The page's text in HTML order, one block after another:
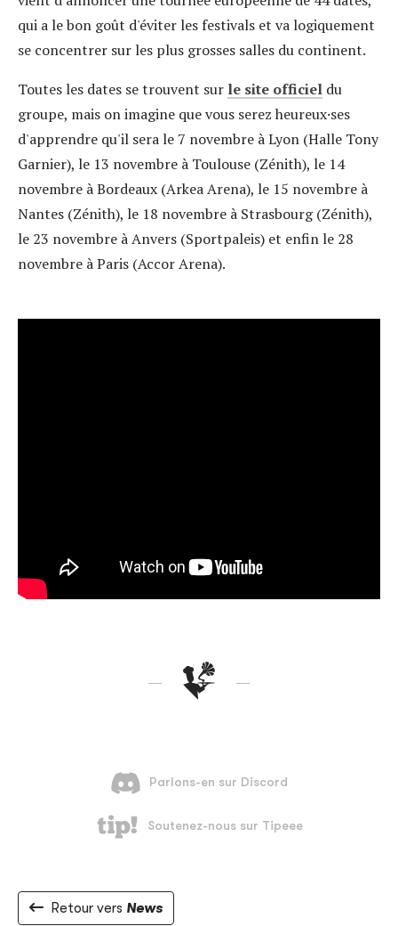
qui a le bon goût d'éviter les festivals et va logiquement
se concentrer sur les plus grosses salles du continent.
Toutes les dates se trouvent sur le site officiel du
groupe, mais on imagine que vous serez heureux·ses
d'apprendre qu'il sera le 7 novembre à Lyon (Halle Tony
Garnier), le 13 novembre à Toulouse (Zénith), le 14
novembre à Bordeaux (Arkea Arena), le 15 novembre à
Nantes (Zénith), le 18 novembre à Strasbourg (Zénith),
le 23 novembre à Anvers (Sportpaleis) et enfin le 28
novembre à Paris (Accor Arena).
Retour vers News